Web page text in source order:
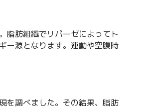
脂肪組織でリパーゼによってト
ー源となります。運動や空腹時
を調べました。その結果、脂肪